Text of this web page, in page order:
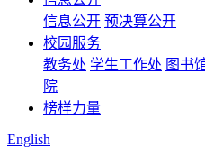
信息公开 预决算公开
校园服务
教务处 学生工作处 图书
院
榜样力量
English